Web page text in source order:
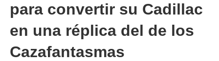
para convertir su Cadillac
en una réplica del de los
Cazafantasmas